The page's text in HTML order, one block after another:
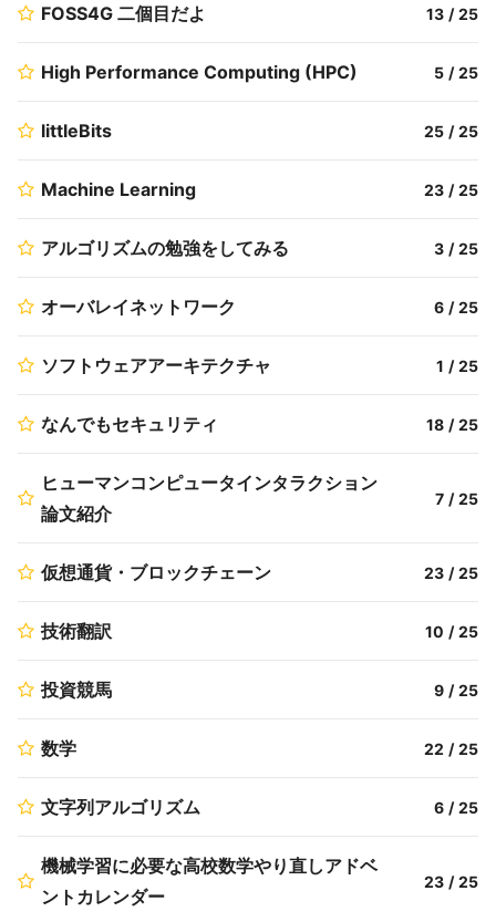
FOSS4G 二個目だよ 13 / 25
High Performance Computing (HPC) 5 / 25
littleBits 25 / 25
Machine Learning 23 / 25
アルゴリズムの勉強をしてみる 3 / 25
オーバレイネットワーク 6 / 25
ソフトウェアアーキテクチャ 1 / 25
なんでもセキュリティ 18 / 25
ヒューマンコンピュータインタラクション
論文紹介
7 / 25
仮想通貨・ブロックチェーン 23 / 25
技術翻訳 10 / 25
投資競馬 9 / 25
数学 22 / 25
文字列アルゴリズム 6 / 25
機械学習に必要な高校数学やり直しアドベ
ントカレンダー
23 / 25